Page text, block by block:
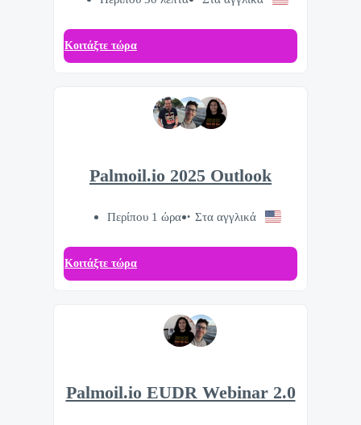
Κοιτάξτε τώρα
Palmoil.io 2025 Outlook
Περίπου 1 ώρα Στα αγγλικά
Κοιτάξτε τώρα
Palmoil.io EUDR Webinar 2.0